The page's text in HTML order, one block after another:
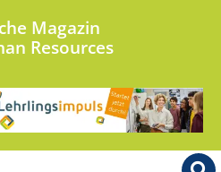
Magazin
Resources